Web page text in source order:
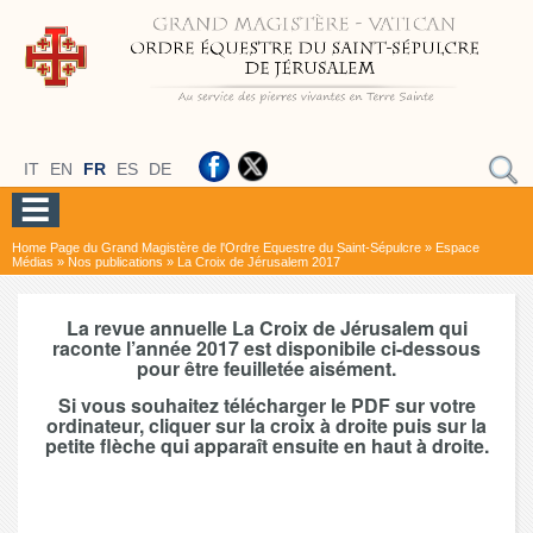
IT EN FR ES DE
Home Page du Grand Magistère de l'Ordre Equestre du Saint-Sépulcre » Espace
Médias » Nos publications » La Croix de Jérusalem 2017
La revue annuelle La Croix de Jérusalem qui
raconte l’année 2017 est disponibile ci-dessous
pour être feuilletée aisément.
Si vous souhaitez télécharger le PDF sur votre
ordinateur, cliquer sur la croix à droite puis sur la
petite flèche qui apparaît ensuite en haut à droite.